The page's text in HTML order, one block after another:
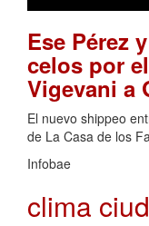
Ese Pérez
celos por
Vigevani a
El nuevo shippeo
de La Casa de los
Infobae
clima